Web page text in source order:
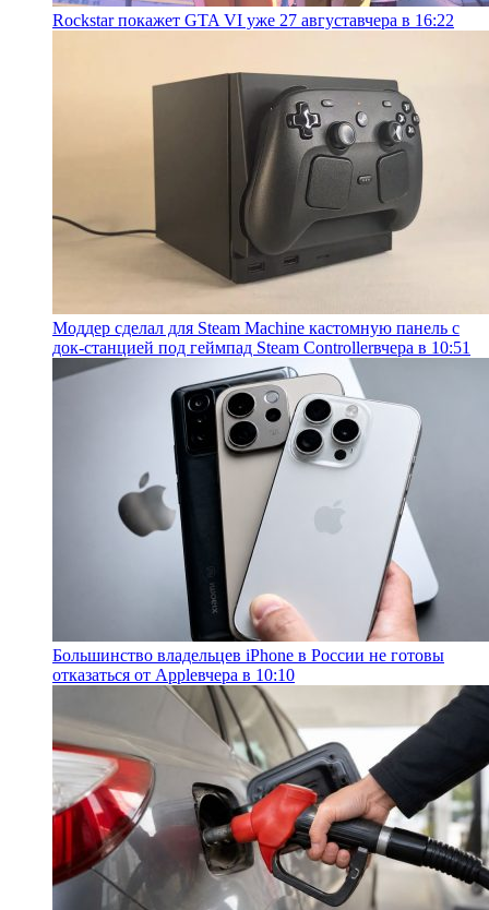
Rockstar покажет GTA VI уже 27 августавчера в 16:22
Моддер сделал для Steam Machine кастомную панель с
док-станцией под геймпад Steam Controllerвчера в 10:51
Большинство владельцев iPhone в России не готовы
отказаться от Appleвчера в 10:10